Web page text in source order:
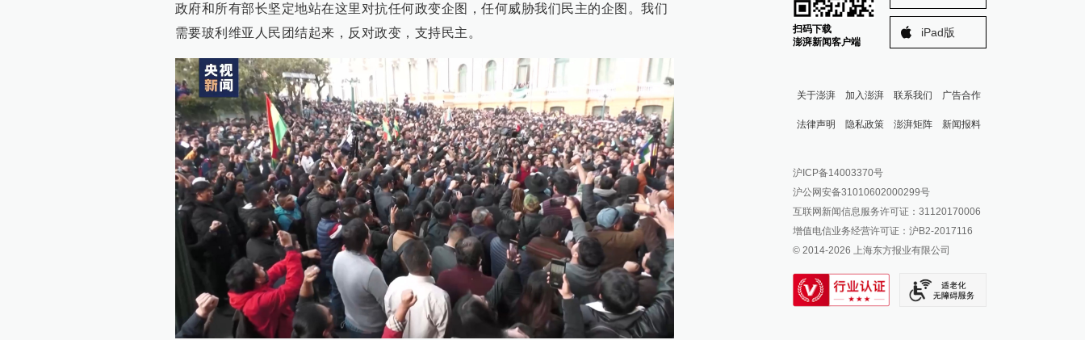
政府和所有部长坚定地站在这里对抗任何政变企图，任何威胁我们民主的企图。我们
需要玻利维亚人民团结起来，反对政变，支持民主。
扫码下载
澎湃新闻客户端
iPad版
关于澎湃 加入澎湃 联系我们 广告合作
法律声明 隐私政策 澎湃矩阵
澎湃新闻公众号
澎湃新闻抖音号
派生万物开放平台
IP SHANGHAI
SIXTH TONE
新闻报料
报料邮箱: news@thepaper.cn
沪ICP备14003370号
沪公网安备31010602000299号
互联网新闻信息服务许可证：31120170006
增值电信业务经营许可证：沪B2-2017116
© 2014-2026 上海东方报业有限公司